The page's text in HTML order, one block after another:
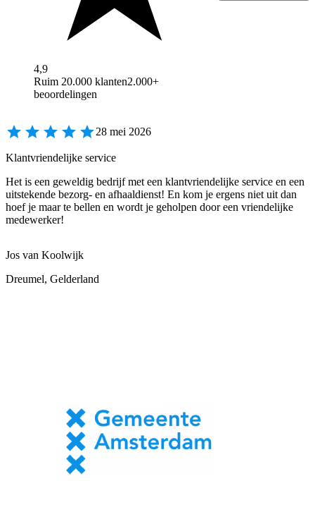
4,9
Ruim 20.000 klanten2.000+
beoordelingen
28 mei 2026
Klantvriendelijke service
Het is een geweldig bedrijf met een klantvriendelijke service en een
uitstekende bezorg- en afhaaldienst! En kom je ergens niet uit dan
hoef je maar te bellen en wordt je geholpen door een vriendelijke
medewerker!
Jos van Koolwijk
Dreumel, Gelderland